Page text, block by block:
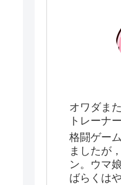
オワダま
トレーナ
格闘ゲー
ましたが
ン。ウマ
ばらくは